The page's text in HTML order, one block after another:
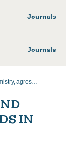
Journals
Journals
Agrochemistry, agrosoil science, plant protection and quarantine
IN